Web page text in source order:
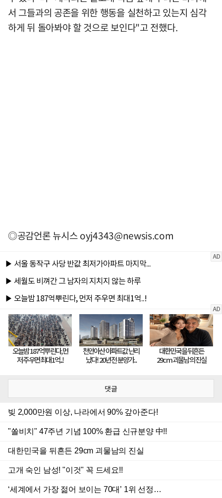
서 그들과의 공존을 위한 행동을 실천하고 있는지 심각
하게 뒤 돌아봐야 할 것으로 보인다"고 전했다.
◎공감언론 뉴시스oyj4343@newsis.com
댓글